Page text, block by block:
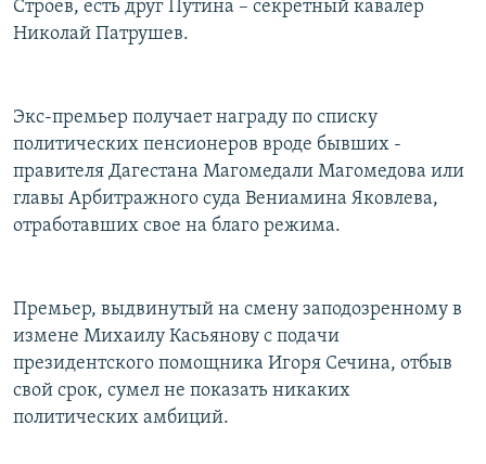
Строев, есть друг Путина – секретный кавалер
Николай Патрушев.
Экс-премьер получает награду по списку
политических пенсионеров вроде бывших -
правителя Дагестана Магомедали Магомедова или
главы Арбитражного суда Вениамина Яковлева,
отработавших свое на благо режима.
Премьер, выдвинутый на смену заподозренному в
измене Михаилу Касьянову с подачи
президентского помощника Игоря Сечина, отбыв
свой срок, сумел не показать никаких
политических амбиций.